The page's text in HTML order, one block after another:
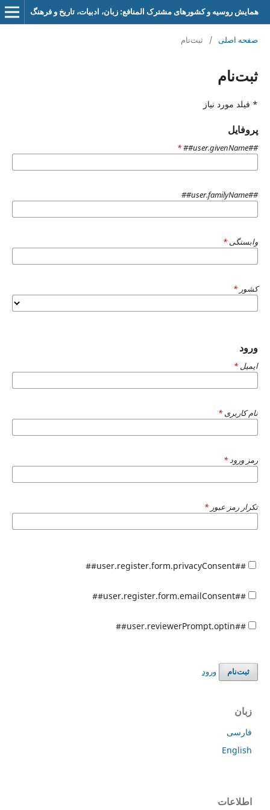
همایش روسیه و کشورهای مشترک المنافع: زبان، ادبیات، تاریخ و فرهنگ
صفحه اصلی / ثبت‌نام
ثبت‌نام
* فیلد مورد نیاز
پروفایل
##user.givenName##
*
##user.familyName##
وابستگی*
کشور*
ورود
ایمیل*
نام کاربری*
رمز ورود*
تکرار رمز عبور*
##user.register.form.privacyConsent##
##user.register.form.emailConsent##
##user.reviewerPrompt.optin##
ثبت‌نام ورود
زبان
فارسی
English
اطلاعات